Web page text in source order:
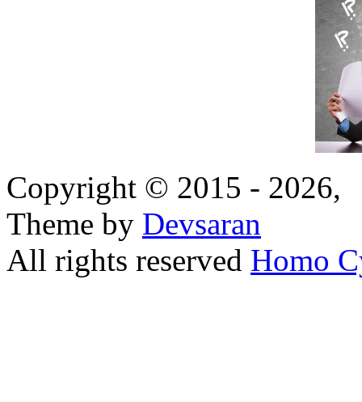
Copyright © 2015 - 2026,
Theme by Devsaran
All rights reserved Homo